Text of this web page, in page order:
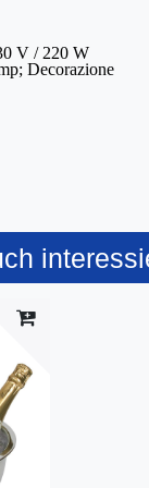
V / 220 W
Decorazione